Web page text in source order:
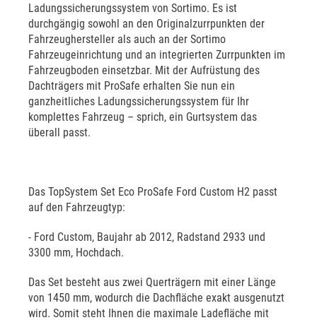
Ladungssicherungssystem von Sortimo. Es ist
durchgängig sowohl an den Originalzurrpunkten der
Fahrzeughersteller als auch an der Sortimo
Fahrzeugeinrichtung und an integrierten Zurrpunkten im
Fahrzeugboden einsetzbar. Mit der Aufrüstung des
Dachträgers mit ProSafe erhalten Sie nun ein
ganzheitliches Ladungssicherungssystem für Ihr
komplettes Fahrzeug – sprich, ein Gurtsystem das
überall passt.
Das TopSystem Set Eco ProSafe Ford Custom H2 passt
auf den Fahrzeugtyp:
- Ford Custom, Baujahr ab 2012, Radstand 2933 und
3300 mm, Hochdach.
Das Set besteht aus zwei Querträgern mit einer Länge
von 1450 mm, wodurch die Dachfläche exakt ausgenutzt
wird. Somit steht Ihnen die maximale Ladefläche mit